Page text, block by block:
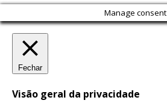
Manage consent
Fechar
Visão geral da privacidade